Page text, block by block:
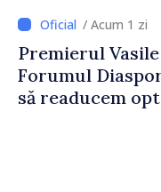
dumneavoastră
construi
puternice”
/ Acum 1 zi
Premierul
Forumul
să readucem